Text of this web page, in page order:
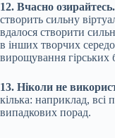
12. Вчасно озирайтесь.
створить сильну
вдалося створити
в інших творчих
вирощування гірських
13. Ніколи не
кілька: наприклад, всі
випадкових порад.